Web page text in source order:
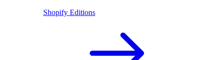
Shopify Editions